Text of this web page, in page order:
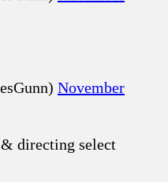
November
directing select